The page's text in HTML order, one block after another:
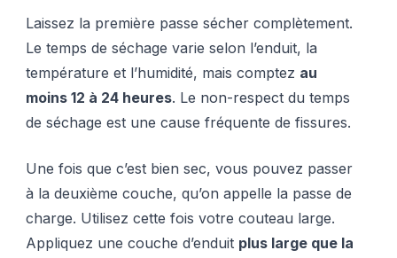
Laissez la première passe sécher complètement.
Le temps de séchage varie selon l’enduit, la
température et l’humidité, mais comptez au
moins 12 à 24 heures. Le non-respect du temps
de séchage est une cause fréquente de fissures.
Une fois que c’est bien sec, vous pouvez passer
à la deuxième couche, qu’on appelle la passe de
charge. Utilisez cette fois votre couteau large.
Appliquez une couche d’enduit plus large que la